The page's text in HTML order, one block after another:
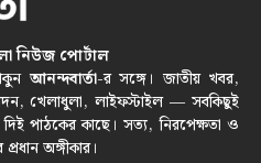
নিউজ পোর্টাল
আনন্দবার্তা-র সঙ্গে। জাতীয় খবর,
খেলাধুলা, লাইফস্টাইল — সবকিছুই
পাঠকের কাছে। সত্য, নিরপেক্ষতা ও
প্রধান অঙ্গীকার।